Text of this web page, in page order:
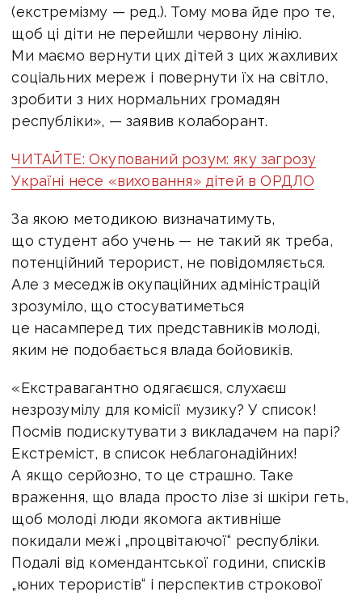
(екстремізму — ред.). Тому мова йде про те,
щоб ці діти не перейшли червону лінію.
Ми маємо вернути цих дітей з цих жахливих
соціальних мереж і повернути їх на світло,
зробити з них нормальних громадян
республіки», — заявив колаборант.
ЧИТАЙТЕ: Окупований розум: яку загрозу
Україні несе «виховання» дітей в ОРДЛО
За якою методикою визначатимуть,
що студент або учень — не такий як треба,
потенційний терорист, не повідомляється.
Але з меседжів окупаційних адміністрацій
зрозуміло, що стосуватиметься
це насамперед тих представників молоді,
яким не подобається влада бойовиків.
«Екстравагантно одягаєшся, слухаєш
незрозумілу для комісії музику? У список!
Посмів подискутувати з викладачем на парі?
Екстреміст, в список неблагонадійних!
А якщо серйозно, то це страшно. Таке
враження, що влада просто лізе зі шкіри геть,
щоб молоді люди якомога активніше
покидали межі „процвітаючої“ республіки.
Подалі від комендантської години, списків
„юних терористів“ і перспектив строкової